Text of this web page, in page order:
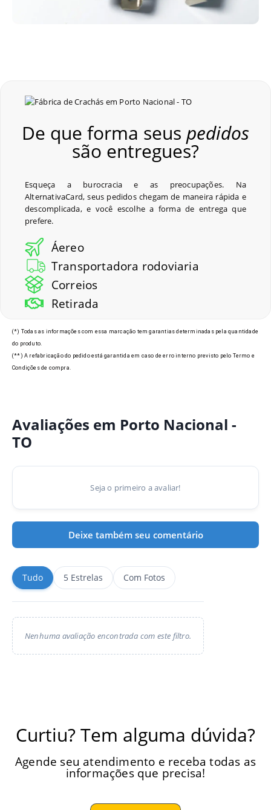
De que forma seus pedidos
são entregues?
Esqueça a burocracia e as preocupações. Na
AlternativaCard, seus pedidos chegam de maneira rápida e
descomplicada, e você escolhe a forma de entrega que
prefere.
Áereo
Transportadora rodoviaria
Correios
Retirada
(*) Todas as informações com essa marcação tem garantias determinadas pela quantidade
do produto.
(**) A refabricação do pedido está garantida em caso de erro interno previsto pelo Termo e
Condições de compra.
Avaliações em Porto Nacional -
TO
Seja o primeiro a avaliar!
Deixe também seu comentário
Tudo 5 Estrelas Com Fotos
Nenhuma avaliação encontrada com este filtro.
Curtiu? Tem alguma dúvida?
Agende seu atendimento e receba todas as
informações que precisa!